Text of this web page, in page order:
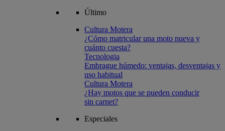
Último
Cultura Motera
¿Cómo matricular una moto nueva y
cuánto cuesta?
Tecnologia
Embrague húmedo: ventajas, desventajas y
uso habitual
Cultura Motera
¿Hay motos que se pueden conducir
sin carnet?
Especiales